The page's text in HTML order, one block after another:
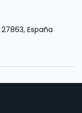
27863, España